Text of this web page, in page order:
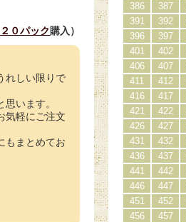
０パック 購入）
れしい限りで
います。
気軽にご注文
もまとめてお
386
387
391
392
396
397
401
402
406
407
411
412
416
417
421
422
426
427
431
432
436
437
441
442
446
447
451
452
456
457